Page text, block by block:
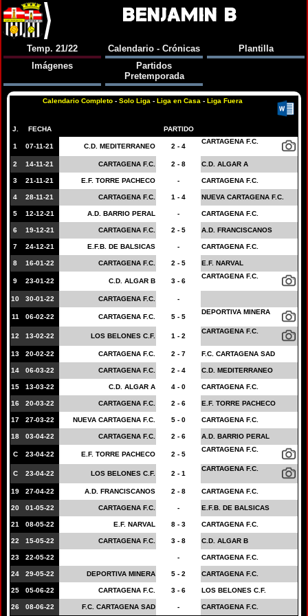
BENJAMIN B
Temp. 21/22 Calendario - Crónicas
Plantilla
Imágenes
Partidos
Pretemporada
Calendario Completo - Solo Liga - Liga en Casa - Liga Fuera
J. FECHA PARTIDO
1 07-11-21 C.D. MEDITERRANEO 2 - 4
CARTAGENA F.C.
2 14-11-21 CARTAGENA F.C. 2 - 8 C.D. ALGAR A
3 21-11-21 E.F. TORRE PACHECO - CARTAGENA F.C.
4 28-11-21 CARTAGENA F.C. 1 - 4 NUEVA CARTAGENA F.C.
5 12-12-21 A.D. BARRIO PERAL - CARTAGENA F.C.
6 19-12-21 CARTAGENA F.C. 2 - 5 A.D. FRANCISCANOS
7 24-12-21 E.F.B. DE BALSICAS - CARTAGENA F.C.
8 16-01-22 CARTAGENA F.C. 2 - 5 E.F. NARVAL
9 23-01-22 C.D. ALGAR B 3 - 6
CARTAGENA F.C.
10 30-01-22 CARTAGENA F.C. -
11 06-02-22 CARTAGENA F.C. 5 - 5
DEPORTIVA MINERA
12 13-02-22 LOS BELONES C.F. 1 - 2
CARTAGENA F.C.
13 20-02-22 CARTAGENA F.C. 2 - 7 F.C. CARTAGENA SAD
14 06-03-22 CARTAGENA F.C. 2 - 4 C.D. MEDITERRANEO
15 13-03-22 C.D. ALGAR A 4 - 0 CARTAGENA F.C.
16 20-03-22 CARTAGENA F.C. 2 - 6 E.F. TORRE PACHECO
17 27-03-22 NUEVA CARTAGENA F.C. 5 - 0 CARTAGENA F.C.
18 03-04-22 CARTAGENA F.C. 2 - 6 A.D. BARRIO PERAL
C 23-04-22 E.F. TORRE PACHECO 2 - 5
CARTAGENA F.C.
C 23-04-22 LOS BELONES C.F. 2 - 1
CARTAGENA F.C.
19 27-04-22 A.D. FRANCISCANOS 2 - 8 CARTAGENA F.C.
20 01-05-22 CARTAGENA F.C. - E.F.B. DE BALSICAS
21 08-05-22 E.F. NARVAL 8 - 3 CARTAGENA F.C.
22 15-05-22 CARTAGENA F.C. 3 - 8 C.D. ALGAR B
23 22-05-22 - CARTAGENA F.C.
24 29-05-22 DEPORTIVA MINERA 5 - 2 CARTAGENA F.C.
25 05-06-22 CARTAGENA F.C. 3 - 6 LOS BELONES C.F.
26 08-06-22 F.C. CARTAGENA SAD - CARTAGENA F.C.